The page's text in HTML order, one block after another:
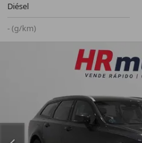
Diésel
- (g/km)